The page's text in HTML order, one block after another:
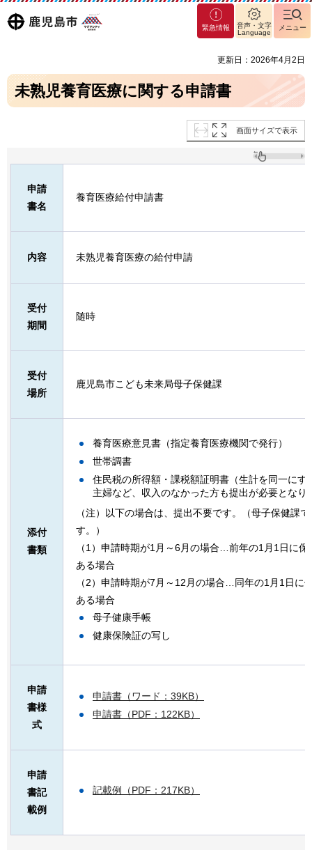
鹿児島
マグ
マシ
島市
緊急情報
音声・文字
Language
メニュー
更新日：2026年4月2日
未熟児養育医療に関する申請書
画面サイズで表示
申請
書名
養育医療給付申請書
内容 未熟児養育医療の給付申請
受付
期間
随時
受付
場所
鹿児島市こども未来局母子保健課
添付
書類
養育医療意見書（指定養育医療機関で発行）
世帯調書
住民税の所得額・課税額証明書（生計を同一に
主婦など、収入のなかった方も提出が必要となり
（注）以下の場合は、提出不要です。（母子保健課
す。）
（1）申請時期が1月～6月の場合…前年の1月1日に
ある場合
（2）申請時期が7月～12月の場合…同年の1月1日に
ある場合
母子健康手帳
健康保険証の写し
申請
書様
式
申請書（ワード：39KB）
申請書（PDF：122KB）
申請
書記
載例
記載例（PDF：217KB）